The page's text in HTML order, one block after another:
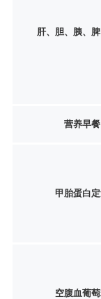
肝、胆、胰、
营养早餐
甲胎蛋白
空腹血葡